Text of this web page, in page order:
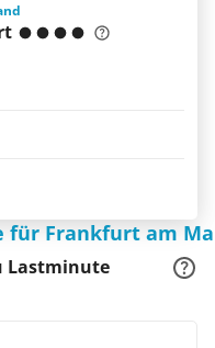
für Frankfurt am
Lastminute